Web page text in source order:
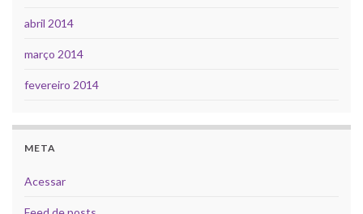
abril 2014
março 2014
fevereiro 2014
META
Acessar